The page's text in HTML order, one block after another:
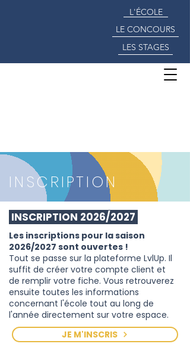
L'ÉCOLE
LE CONCOURS
LES STAGES
INSCRIPTION
INSCRIPTION 2026/2027
Les inscriptions pour la saison
2026/2027 sont ouvertes !
Tout se passe sur la plateforme LvlUp. Il
suffit de créer votre compte client et
de remplir votre fiche. Vous retrouverez
ensuite toutes les informations
concernant l'école tout au long de
l'année directement sur votre espace.
JE M'INSCRIS